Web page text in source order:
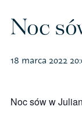
Sklep na ptak
Noc
18 marca 2022
Noc sów w